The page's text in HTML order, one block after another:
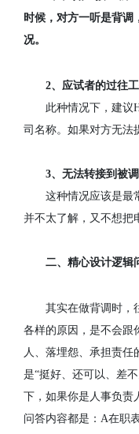
时候，对方一听是背调
况。
2、应试者的过往
此种情况下，建议
司名称。如果对方无法
3、无法转接到被
这种情况应该是最
并不太了解，又不想把
二、精心设计逻辑
其实在做背调时，
各样的原因，是不会跟
人、落埋怨、承担责任
是“挺好、还可以、差
下，如果你是人事负责
问答内容都是： A在职